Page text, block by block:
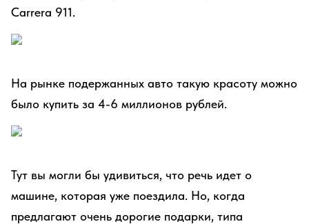
Carrera 911.
На рынке подержанных авто такую красоту можно
было купить за 4-6 миллионов рублей.
Тут вы могли бы удивиться, что речь идет о
машине, которая уже поездила. Но, когда
предлагают очень дорогие подарки, типа